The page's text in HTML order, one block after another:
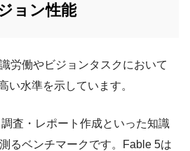
ョン性能
労働やビジョンタスクにおいて
い水準を示しています。
査・レポート作成といった知識
るベンチマークです。Fable 5は